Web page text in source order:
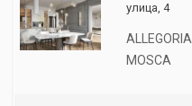
улица, 4
ALLEGORIA
MOSCA